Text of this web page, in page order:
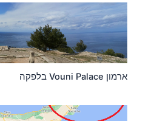
ארמון Vouni Palace בלפקה